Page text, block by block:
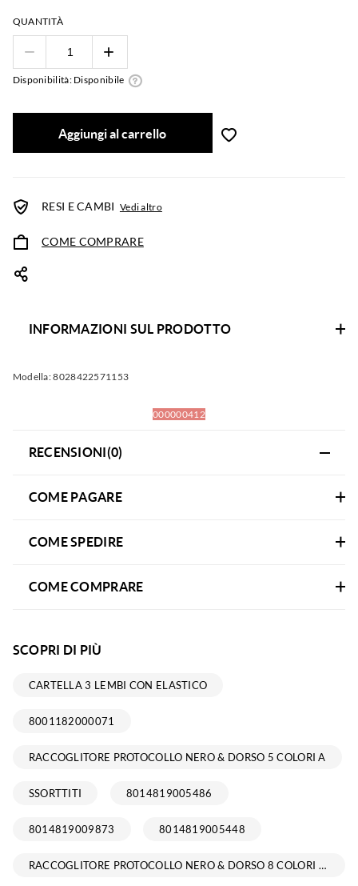
QUANTITÀ
Disponibilità: Disponibile
Aggiungi al carrello
RESI E CAMBI Vedi altro
COME COMPRARE
INFORMAZIONI SUL PRODOTTO
Modella:8028422571153
000000412
RECENSIONI(0)
COME PAGARE
COME SPEDIRE
COME COMPRARE
SCOPRI DI PIÙ
CARTELLA 3 LEMBI CON ELASTICO
8001182000071
RACCOGLITORE PROTOCOLLO NERO & DORSO 5 COLORI A
SSORTTITI 8014819005486
8014819009873 8014819005448
RACCOGLITORE PROTOCOLLO NERO & DORSO 8 COLORI ASSORTTITI